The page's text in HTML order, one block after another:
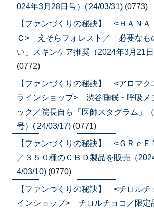
024年3月28日号）('24/03/31) (0773)
【ファンづくりの秘訣】 <ＨＡＮ
Ｃ> えそらフォレスト／「必要なも
い」スキンケア推奨（2024年3月21
(0772)
【ファンづくりの秘訣】 <アロマク
ラインショップ> 渋谷睡眠・呼吸メ
ック／院長自ら「医師スタグラム」
号）('24/03/17) (0771)
【ファンづくりの秘訣】 <ＧＲｅ
／３５０種のＣＢＤ製品を販売（
4/03/10) (0770)
【ファンづくりの秘訣】 <チロルチ
インショップ> チロルチョコ／限定